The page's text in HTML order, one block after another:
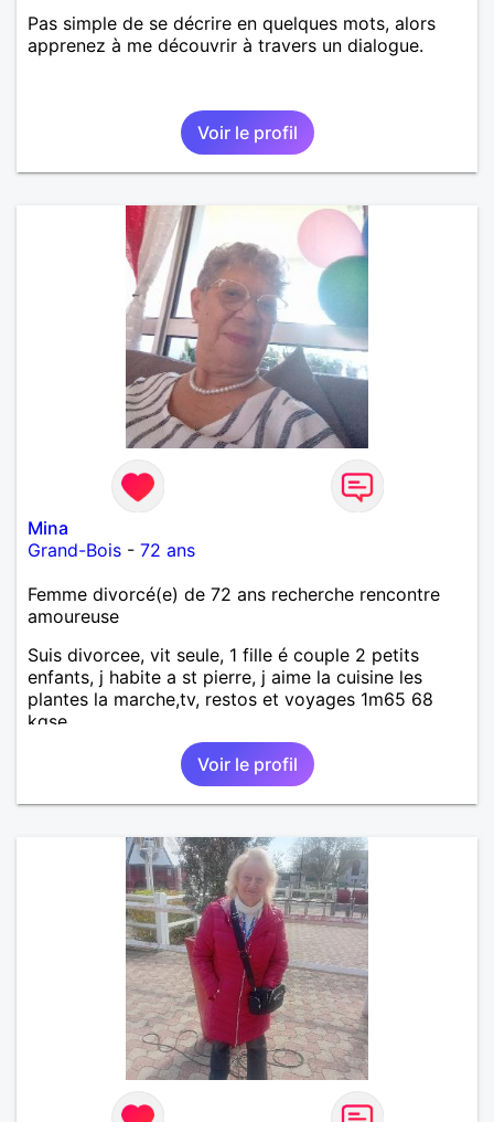
Pas simple de se décrire en quelques mots, alors
apprenez à me découvrir à travers un dialogue.
Voir le profil
Mina
Grand-Bois - 72 ans
Femme divorcé(e) de 72 ans recherche rencontre
amoureuse
Suis divorcee, vit seule, 1 fille é couple 2 petits
enfants, j habite a st pierre, j aime la cuisine les
plantes la marche,tv, restos et voyages 1m65 68
kgse
Voir le profil